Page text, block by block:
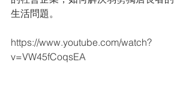
生活問題。
https://www.youtube.com/watch?
v=VW45fCoqsEA